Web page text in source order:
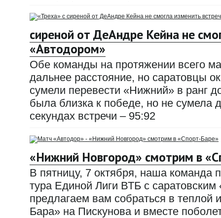
сиреной от ДеАндре Кейна не
«Автодором»
Обе команды на протяжении всего
дальнее расстояние, но саратовцы
сумели перевести «Нижний» в ранг
была близка к победе, но не сумела
секундах встречи – 95:92
«Нижний Новгород» смотрим в
В пятницу, 7 октября, наша команда
тура Единой Лиги ВТБ с
предлагаем вам собраться в
Бара» на Пискунова и вместе